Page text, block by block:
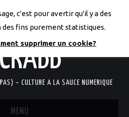
DE
– CULTURE A LA SAUCE NUMERIQUE
MENU
c'est pour avertir qu'il y a des
des fins purement statistiques.
supprimer un cookie?